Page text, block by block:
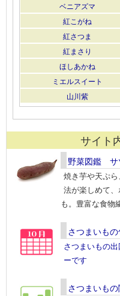
ベニアズマ
紅こがね
紅さつま
紅まさり
ほしあかね
ミエルスイート
山川紫
サイト
野菜図鑑 サ
焼き芋や天ぷ
法が楽しめて
も。豊富な食物
さつまいもの
さつまいもの
ーです
さつまいも